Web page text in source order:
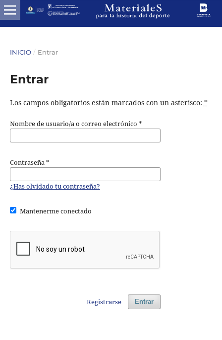
INICIO / Entrar
Entrar
Los campos obligatorios están marcados con un asterisco: *
Nombre de usuario/a o correo electrónico *
Contraseña*
¿Has olvidado tu contraseña?
Mantenerme conectado
Entrar
Registrarse